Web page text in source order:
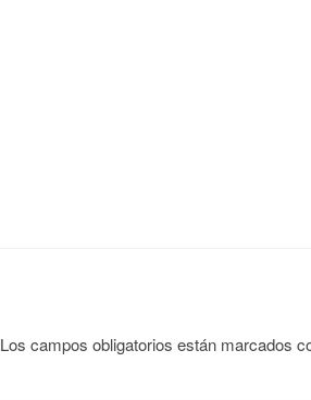
Los campos obligatorios están marcados